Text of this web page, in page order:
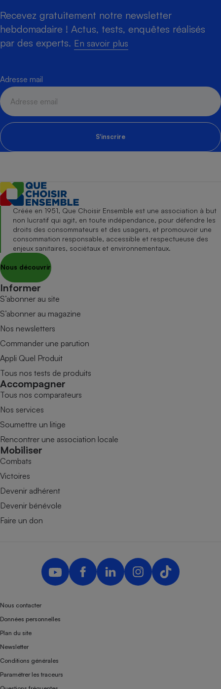
Recevez gratuitement notre newsletter
hebdomadaire ! Actus, tests, enquêtes réalisés
par des experts. En savoir plus
Adresse mail
S'inscrire
Créée en 1951, Que Choisir Ensemble est une association à but
non lucratif qui agit, en toute indépendance, pour défendre les
droits des consommateurs et des usagers, et promouvoir une
consommation responsable, accessible et respectueuse des
enjeux sanitaires, sociétaux et environnementaux.
Nous découvrir
Informer
S’abonner au site
S’abonner au magazine
Nos newsletters
Commander une parution
Appli Quel Produit
Tous nos tests de produits
Accompagner
Tous nos comparateurs
Nos services
Soumettre un litige
Rencontrer une association locale
Mobiliser
Combats
Victoires
Devenir adhérent
Devenir bénévole
Faire un don
Nous contacter
Données personnelles
Plan du site
Newsletter
Conditions générales
Paramétrer les traceurs